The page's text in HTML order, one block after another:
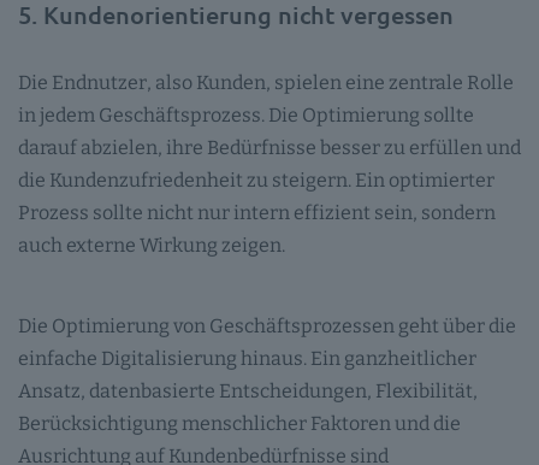
5. Kundenorientierung nicht vergessen
Die Endnutzer, also Kunden, spielen eine zentrale Rolle
in jedem Geschäftsprozess. Die Optimierung sollte
darauf abzielen, ihre Bedürfnisse besser zu erfüllen und
die Kundenzufriedenheit zu steigern. Ein optimierter
Prozess sollte nicht nur intern effizient sein, sondern
auch externe Wirkung zeigen.
Die Optimierung von Geschäftsprozessen geht über die
einfache Digitalisierung hinaus. Ein ganzheitlicher
Ansatz, datenbasierte Entscheidungen, Flexibilität,
Berücksichtigung menschlicher Faktoren und die
Ausrichtung auf Kundenbedürfnisse sind